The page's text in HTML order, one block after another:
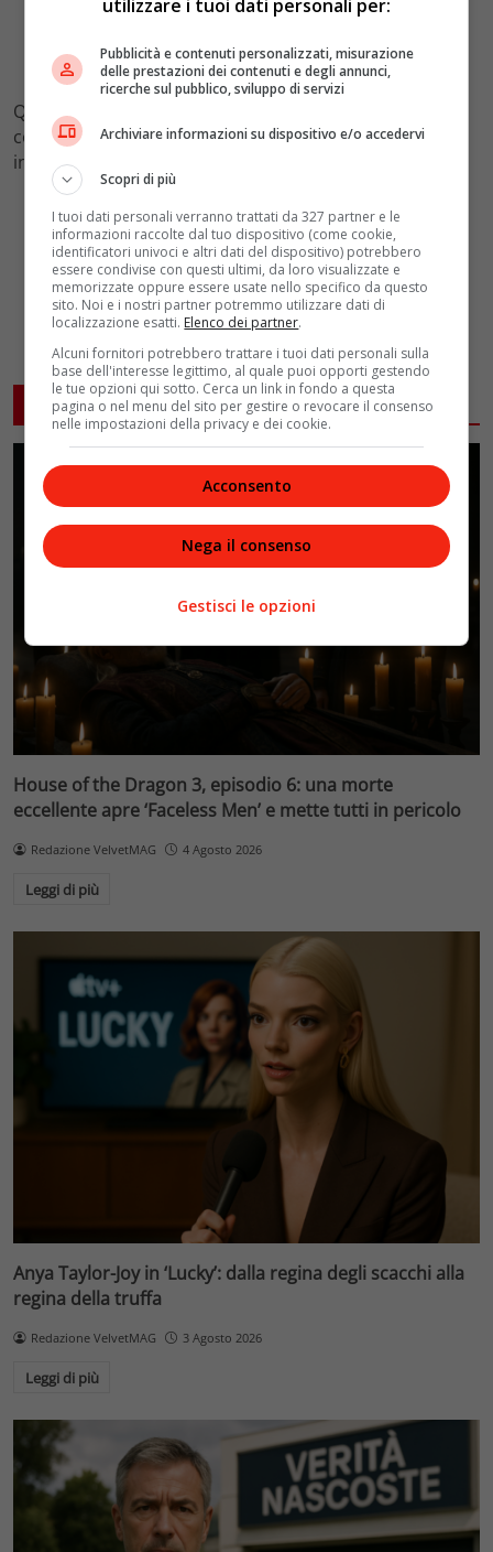
Questi sviluppi segnano un finale ricco di emozioni
contrastanti, dove amore, tradimento e vendetta si
intrecciano in modo indissolubile.
ARTICOLI CORRELATI
House of the Dragon 3, episodio 6: una morte
eccellente apre ‘Faceless Men’ e mette tutti in pericolo
Redazione VelvetMAG 4 Agosto 2026
Leggi di più
Anya Taylor-Joy in ‘Lucky’: dalla regina degli scacchi alla
regina della truffa
Redazione VelvetMAG 3 Agosto 2026
Leggi di più
utilizzare i tuoi dati personali per:
Pubblicità e contenuti personalizzati, misurazione
delle prestazioni dei contenuti e degli annunci,
ricerche sul pubblico, sviluppo di servizi
Archiviare informazioni su dispositivo e/o accedervi
Scopri di più
I tuoi dati personali verranno trattati da 327 partner e le
informazioni raccolte dal tuo dispositivo (come cookie,
identificatori univoci e altri dati del dispositivo) potrebbero
essere condivise con questi ultimi, da loro visualizzate e
memorizzate oppure essere usate nello specifico da questo
sito. Noi e i nostri partner potremmo utilizzare dati di
localizzazione esatti. Elenco dei partner.
Alcuni fornitori potrebbero trattare i tuoi dati personali sulla
base dell'interesse legittimo, al quale puoi opporti gestendo
le tue opzioni qui sotto. Cerca un link in fondo a questa
pagina o nel menu del sito per gestire o revocare il consenso
nelle impostazioni della privacy e dei cookie.
Acconsento
Nega il consenso
Gestisci le opzioni